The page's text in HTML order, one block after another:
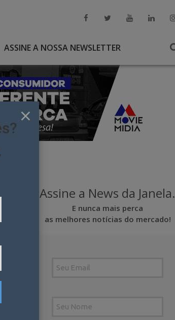
ASSINE A NOSSA NEWSLETTER
Assine a News da Janela.
E nunca mais perca
as melhores notícias do mercado!
×